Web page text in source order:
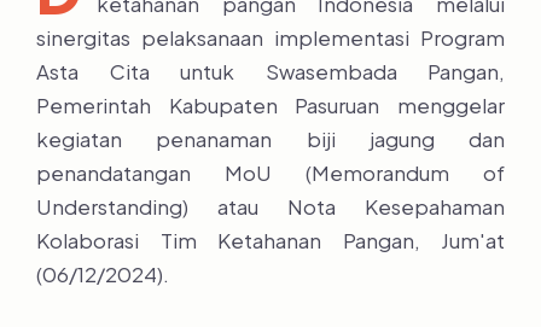
sinergitas pelaksanaan implementasi Program
Asta Cita untuk Swasembada Pangan,
Pemerintah Kabupaten Pasuruan menggelar
kegiatan penanaman biji jagung dan
penandatangan MoU (Memorandum of
Understanding) atau Nota Kesepahaman
Kolaborasi Tim Ketahanan Pangan, Jum'at
(06/12/2024).